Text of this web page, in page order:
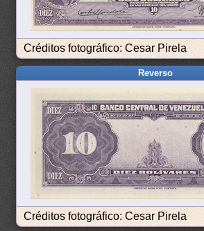
Créditos fotográfico: Cesar Pirela
Reverso
Créditos fotográfico: Cesar Pirela